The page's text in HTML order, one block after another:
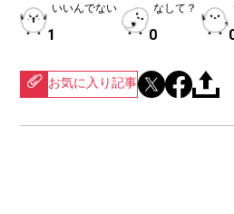
いいんでない
1
なして？
0
お気に入り記事